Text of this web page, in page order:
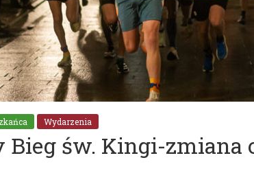
Wydarzenia
Bieg św. Kingi-zmiana